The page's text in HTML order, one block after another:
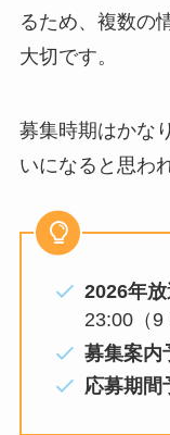
るため、複数の
大切です。
募集時期はかな
いになると思わ
2026年放
23:00（9
募集案内
応募期間